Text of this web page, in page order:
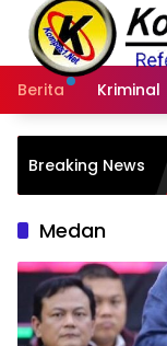
Langsung
konten
Berita
Kriminal
Breaking News
XIX Turun
di Pasir
Medan